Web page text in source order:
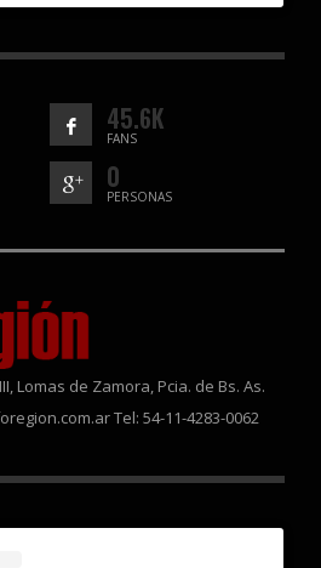
45.6K
FANS
0
PERSONAS
Lomas de Zamora, Pcia. de Bs. As.
Tel: 54-11-4283-0062